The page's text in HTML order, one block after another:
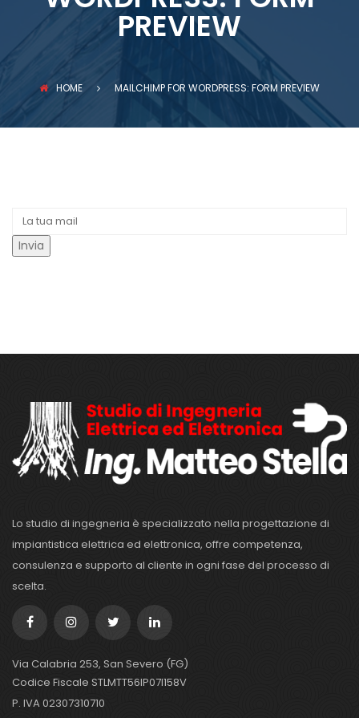
PREVIEW
HOME MAILCHIMP FOR WORDPRESS: FORM PREVIEW
Lo studio di ingegneria è specializzato nella progettazione di
impiantistica elettrica ed elettronica, offre competenza,
consulenza e supporto al cliente in ogni fase del processo di
scelta.
Via Calabria 253, San Severo (FG)
Codice Fiscale STLMTT56IP07I158V
P. IVA 02307310710
PREVENZIONE INCENDI